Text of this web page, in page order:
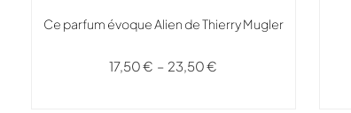
Ce parfum évoque Alien de Thierry Mugler
17,50€ – 23,50€